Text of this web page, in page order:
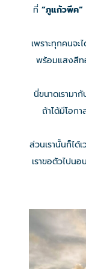
ที่ “ภูแก้วพีค”
เพราะทุกคนจะ
พร้อมแสงสีท
นี่ขนาดเรามา
ถ้าได้มีโอก
ส่วนเรานั้นก็ได้
เราขอตัวไปน